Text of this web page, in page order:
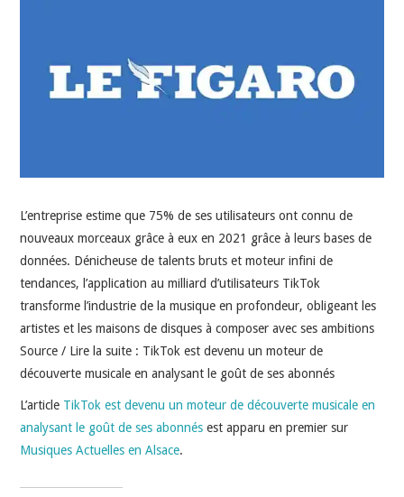
L’entreprise estime que 75% de ses utilisateurs ont connu de
nouveaux morceaux grâce à eux en 2021 grâce à leurs bases de
données. Dénicheuse de talents bruts et moteur infini de
tendances, l’application au milliard d’utilisateurs TikTok
transforme l’industrie de la musique en profondeur, obligeant les
artistes et les maisons de disques à composer avec ses ambitions
Source / Lire la suite : TikTok est devenu un moteur de
découverte musicale en analysant le goût de ses abonnés
L’article TikTok est devenu un moteur de découverte musicale en
analysant le goût de ses abonnés est apparu en premier sur
Musiques Actuelles en Alsace.